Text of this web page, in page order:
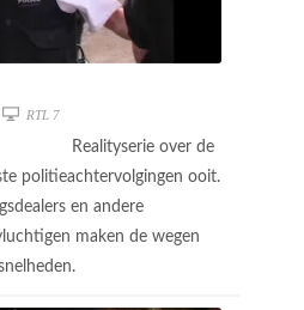
RTL 7
Realityserie over de
politieachtervolgingen ooit.
en andere
maken de wegen